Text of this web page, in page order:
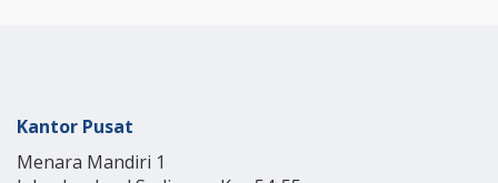
Kantor Pusat
Menara Mandiri 1